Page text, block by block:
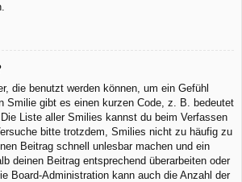
die benutzt werden können, um ein Gefühl
Smilie gibt es einen kurzen Code, z. B. bedeutet
Liste aller Smilies kannst du beim Verfassen
bitte trotzdem, Smilies nicht zu häufig zu
Beitrag schnell unlesbar machen und ein
deinen Beitrag entsprechend überarbeiten oder
Board-Administration kann auch die Anzahl der